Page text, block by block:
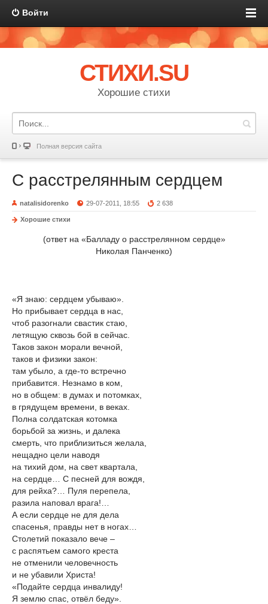
Войти
СТИХИ.SU
Хорошие стихи
Полная версия сайта
С расстрелянным сердцем
natalisidorenko 29-07-2011, 18:55 2 638
Хорошие стихи
(ответ на «Балладу о расстрелянном сердце»
Николая Панченко)
«Я знаю: сердцем убываю».
Но прибывает сердца в нас,
чтоб разогнали свастик стаю,
летящую сквозь бой в сейчас.
Таков закон морали вечной,
таков и физики закон:
там убыло, а где-то встречно
прибавится. Незнамо в ком,
но в общем: в думах и потомках,
в грядущем времени, в веках.
Полна солдатская котомка
борьбой за жизнь, и далека
смерть, что приблизиться желала,
нещадно цели наводя
на тихий дом, на свет квартала,
на сердце… С песней для вождя,
для рейха?… Пуля перепела,
разила наповал врага!…
А если сердце не для дела
спасенья, правды нет в ногах…
Столетий показало вече –
с распятьем самого креста
не отменили человечность
и не убавили Христа!
«Подайте сердца инвалиду!
Я землю спас, отвёл беду».